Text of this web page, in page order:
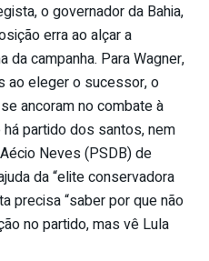
o governador da Bahia,
erra ao alçar a
da campanha. Para Wagner,
ao eleger o sucessor, o
ancoram no combate à
partido dos santos, nem
Neves (PSDB) de
da “elite conservadora
precisa “saber por que não
no partido, mas vê Lula